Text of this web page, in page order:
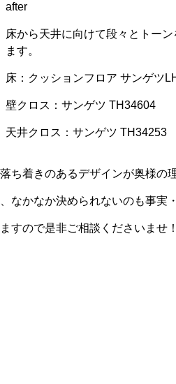
after
床から天井に向けて段々とトー
ます。
床：クッションフロア サンゲツ
壁クロス：サンゲツ TH34604
天井クロス：サンゲツ TH34253
ち着きのあるデザインが奥様の
なかなか決められないのも事実・
すので是非ご相談くださいませ！